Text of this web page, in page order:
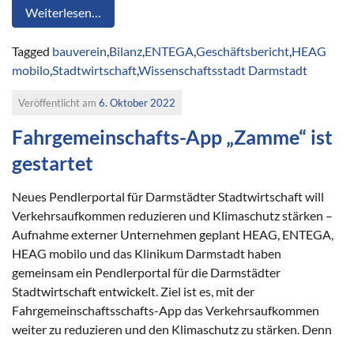
Weiterlesen…
Tagged bauverein Bilanz ENTEGA Geschäftsbericht HEAG
mobilo StadtwirtschaftWissenschaftsstadt Darmstadt
Veröffentlicht am 6. Oktober 2022
Fahrgemeinschafts-App „Zamme“ ist
gestartet
Neues Pendlerportal für Darmstädter Stadtwirtschaft will
Verkehrsaufkommen reduzieren und Klimaschutz stärken –
Aufnahme externer Unternehmen geplant HEAG, ENTEGA,
HEAG mobilo und das Klinikum Darmstadt haben
gemeinsam ein Pendlerportal für die Darmstädter
Stadtwirtschaft entwickelt. Ziel ist es, mit der
Fahrgemeinschaftsschafts-App das Verkehrsaufkommen
weiter zu reduzieren und den Klimaschutz zu stärken. Denn